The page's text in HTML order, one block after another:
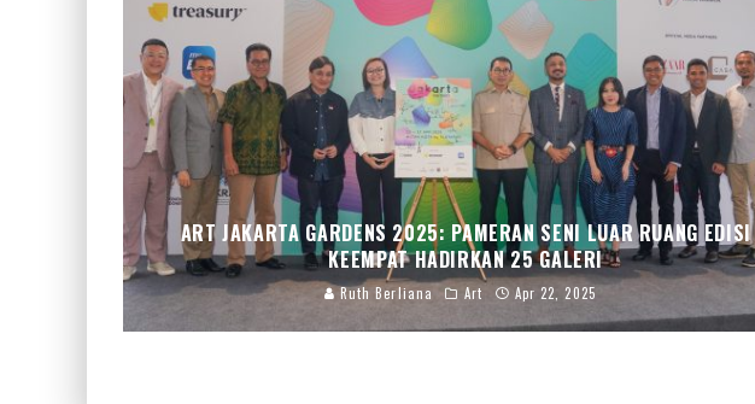
ART JAKARTA GARDENS 2025: PAMERAN SENI LUAR RUANG EDISI
KEEMPAT HADIRKAN 25 GALERI
Ruth Berliana Art Apr 22, 2025